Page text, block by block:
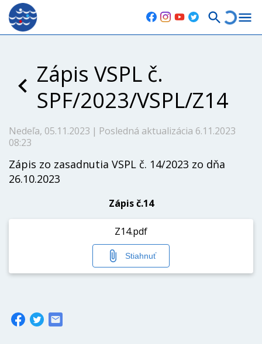
Zápis VSPL č.
SPF/2023/VSPL/Z14
Nedeľa, 05.11.2023 | Posledná aktualizácia 6.11.2023
08:23
Zápis zo zasadnutia VSPL č. 14/2023 zo dňa
26.10.2023
Zápis č.14
Z14.pdf
Stiahnuť